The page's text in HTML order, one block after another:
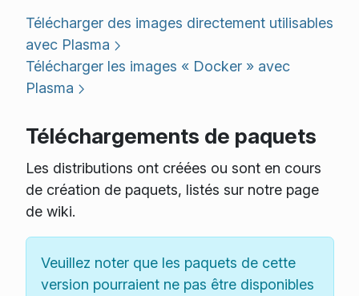
Télécharger des images directement utilisables
avec Plasma
Télécharger les images « Docker » avec
Plasma
Téléchargements de paquets
Les distributions ont créées ou sont en cours
de création de paquets, listés sur notre page
de wiki.
Veuillez noter que les paquets de cette
version pourraient ne pas être disponibles